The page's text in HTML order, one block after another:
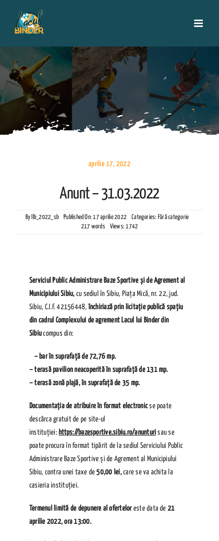
content
aprilie 17, 2022
Anunt – 31.03.2022
By llb_2022_sb Published On: 17 aprilie 2022 Categories: Fără categorie
217 words
Views: 1742
Serviciul Public Administrare Baze Sportive și de Agrement al
Municipiului Sibiu, cu sediul în Sibiu, Piața Mică, nr. 22, jud.
Sibiu, C.I.F. 42156448,închiriază prin licitație publică spațiu
din cadrul Complexului de agrement Lacul lui Binder din
Sibiucompus din:
– bar în suprafață de 72,76 mp.
– terasă pavilion neacoperită în suprafață de 131 mp.
– terasă zonă plajă, în suprafață de 35 mp.
Documentația de atribuire în format electronicse poate
descărca gratuit de pe site-ul
instituției: https://bazesportive.sibiu.ro/anunturi sau se
poate procura în format tipărit de la sediul Serviciului Public
Administrare Baze Sportive și de Agrement al Municipiului
Sibiu, contra unei taxe de50,00 lei,care se va achita la
casieria instituției.
Termenul limită de depunere al ofertelor este data de 21
aprilie 2022, ora 13:00.